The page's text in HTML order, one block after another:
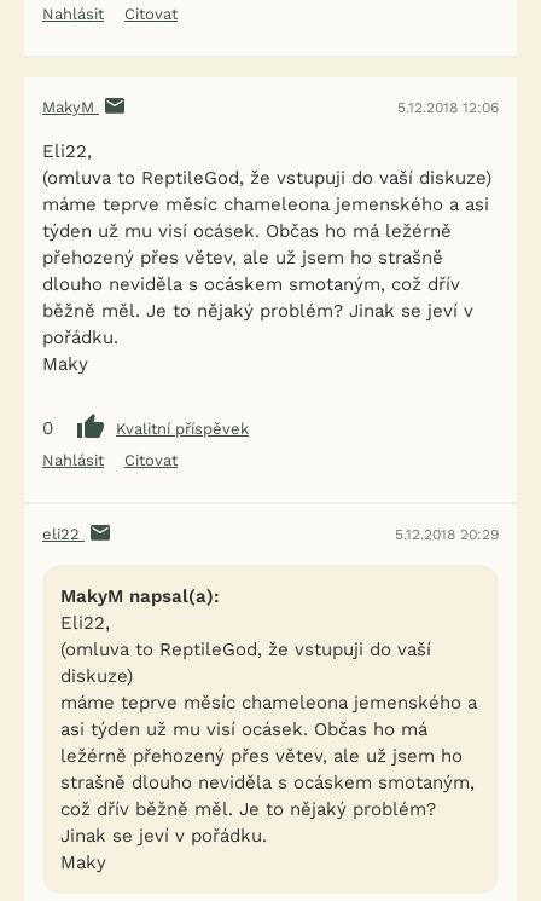
Nahlásit Citovat
MakyM 5.12.2018 12:06
Eli22,
(omluva to ReptileGod, že vstupuji do vaší diskuze)
máme teprve měsíc chameleona jemenského a asi
týden už mu visí ocásek. Občas ho má ležérně
přehozený přes větev, ale už jsem ho strašně
dlouho neviděla s ocáskem smotaným, což dřív
běžně měl. Je to nějaký problém? Jinak se jeví v
pořádku.
Maky
0
Kvalitní příspěvek
Nahlásit
Citovat
eli22 5.12.2018 20:29
MakyM napsal(a):
Eli22,
(omluva to ReptileGod, že vstupuji do vaší
diskuze)
máme teprve měsíc chameleona jemenského a
asi týden už mu visí ocásek. Občas ho má
ležérně přehozený přes větev, ale už jsem ho
strašně dlouho neviděla s ocáskem smotaným,
což dřív běžně měl. Je to nějaký problém?
Jinak se jeví v pořádku.
Maky